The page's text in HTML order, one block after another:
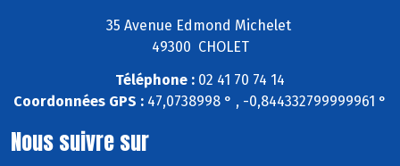
35 Avenue Edmond Michelet
49300 CHOLET
Téléphone : 02 41 70 74 14
Coordonnées GPS : 47,0738998 ° , -0,844332799999961 °
Nous suivre sur